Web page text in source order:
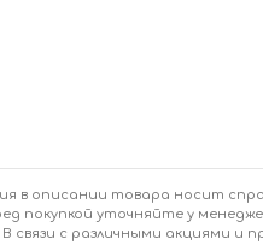
в описании товара носит
покупкой уточняйте у
В связи с различными акциями и